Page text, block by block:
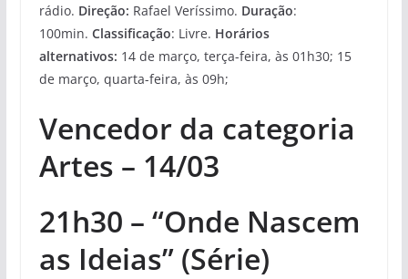
rádio. Direção: Rafael Veríssimo. Duração:
100min. Classificação: Livre. Horários
alternativos: 14 de março, terça-feira, às 01h30; 15
de março, quarta-feira, às 09h;
Vencedor da categoria
Artes – 14/03
21h30 – “Onde Nascem
as Ideias” (Série)